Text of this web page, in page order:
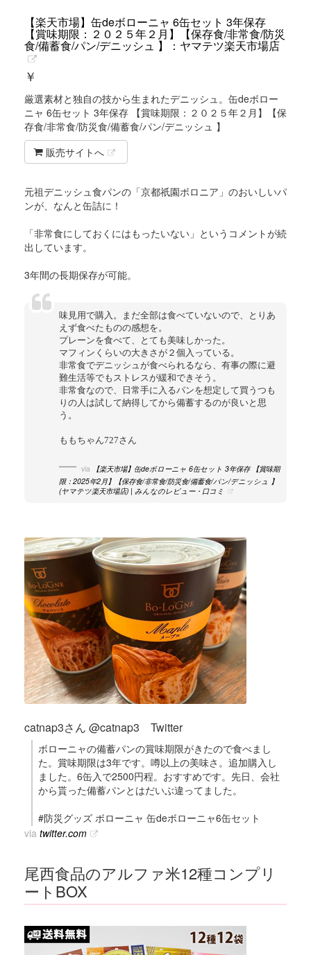
【楽天市場】缶deボローニャ 6缶セット 3年保存
【賞味期限：２０２５年２月】【保存食/非常食/防災
食/備蓄食/パン/デニッシュ 】：ヤマテツ楽天市場店
￥
厳選素材と独自の技から生まれたデニッシュ。缶deボロー
ニャ 6缶セット 3年保存 【賞味期限：２０２５年２月】【保
存食/非常食/防災食/備蓄食/パン/デニッシュ 】
販売サイトへ
元祖デニッシュ食パンの「京都祇園ボロニア」のおいしいパ
ンが、なんと缶詰に！
「非常食にしておくにはもったいない」というコメントが続
出しています。
3年間の長期保存が可能。
味見用で購入。まだ全部は食べていないので、とりあ
えず食べたものの感想を。
プレーンを食べて、とても美味しかった。
マフィンくらいの大きさが２個入っている。
非常食でデニッシュが食べられるなら、有事の際に避
難生活等でもストレスが緩和できそう。
非常食なので、日常手に入るパンを想定して買うつも
りの人は試して納得してから備蓄するのが良いと思
う。
ももちゃん727さん
via
【楽天市場】缶deボローニャ 6缶セット 3年保存 【賞味期
限：2025年2月】【保存食/非常食/防災食/備蓄食/パン/デニッシュ 】
(ヤマテツ楽天市場店) | みんなのレビュー・口コミ
catnap3さん @catnap3 Twitter
ボローニャの備蓄パンの賞味期限がきたので食べまし
た。賞味期限は3年です。噂以上の美味さ。追加購入し
ました。6缶入で2500円程。おすすめです。先日、会社
から貰った備蓄パンとはだいぶ違ってました。
#防災グッズ ボローニャ 缶deボローニャ6缶セット
via twitter.com
尾西食品のアルファ米12種コンプリ
ートBOX